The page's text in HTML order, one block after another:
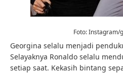
Foto: Instagram/
Georgina selalu menjadi
Selayaknya Ronaldo selalu
setiap saat. Kekasih bintang